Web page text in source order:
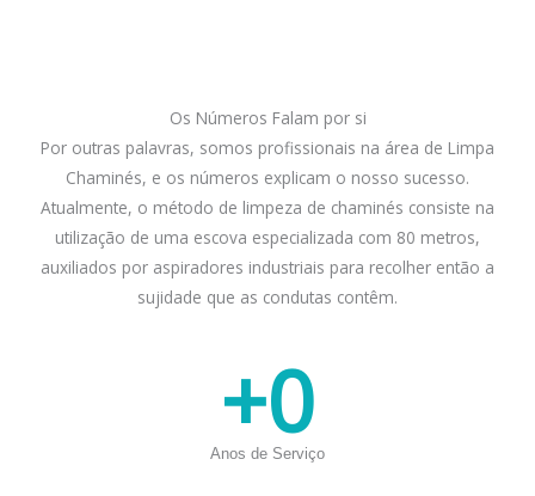
Os Números Falam por si
Por outras palavras, somos profissionais na área de Limpa
Chaminés, e os números explicam o nosso sucesso.
Atualmente, o método de limpeza de chaminés consiste na
utilização de uma escova especializada com 80 metros,
auxiliados por aspiradores industriais para recolher então a
sujidade que as condutas contêm.
Anos de Serviço
+0